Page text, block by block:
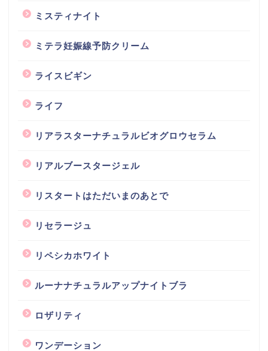
ミスティナイト
ミテラ妊娠線予防クリーム
ライスビギン
ライフ
リアラスターナチュラルビオグロウセラム
リアルブースタージェル
リスタートはただいまのあとで
リセラージュ
リペシカホワイト
ルーナナチュラルアップナイトブラ
ロザリティ
ワンデーション